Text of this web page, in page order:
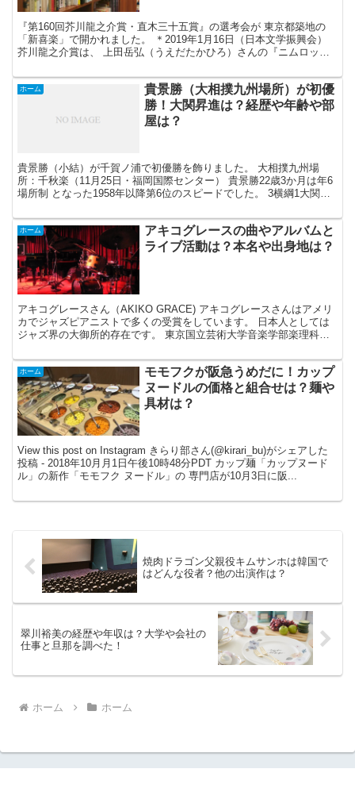
『第160回芥川龍之介賞・直木三十五賞』の選考会が 東京都築地の
「新喜楽」で開かれました。 ＊2019年1月16日（日本文学振興会）
芥川龍之介賞は、 上田岳弘（うえだたかひろ）さんの『ニムロッ
ホーム
貴景勝（大相撲九州場所）が初優
勝！大関昇進は？経歴や年齢や部
屋は？
貴景勝（小結）が千賀ノ浦で初優勝を飾りました。 大相撲九州場
所：千秋楽（11月25日・福岡国際センター） 貴景勝22歳3か月は年6
場所制 となった1958年以降第6位のスピードでした。 3横綱1大関が
ホーム
アキコグレースの曲やアルバムと
ライブ活動は？本名や出身地は？
アキコグレースさん（AKIKO GRACE) アキコグレースさんはアメリ
カでジャズピアニストで多くの受賞をしています。 日本人としては
ジャズ界の大御所的存在です。 東京国立芸術大学音楽学部楽理科を
ホーム
モモフクが阪急うめだに！カップ
ヌードルの価格と組合せは？麺や
具材は？
View this post on Instagram きらり部さん(@kirari_bu)がシェアした
投稿 - 2018年10月月1日午後10時48分PDT カップ麺「カップヌード
ル」の新作「モモフク ヌードル」の 専門店が10月3日に阪...
焼肉ドラゴン父親役キムサンホは韓国で
はどんな役者？他の出演作は？
翠川裕美の経歴や年収は？大学や会社の
仕事と旦那を調べた！
ホーム ホーム